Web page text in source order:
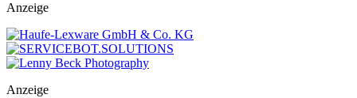
Anzeige
Anzeige